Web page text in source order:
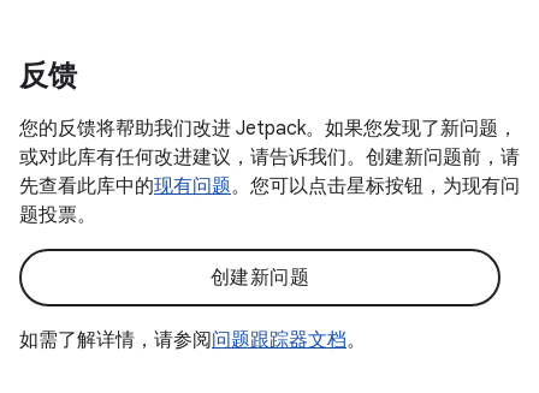
反馈
您的反馈将帮助我们改进 Jetpack。如果您发现了新问题，
或对此库有任何改进建议，请告诉我们。创建新问题前，请
先查看此库中的现有问题。您可以点击星标按钮，为现有问
题投票。
创建新问题
如需了解详情，请参阅问题跟踪器文档。